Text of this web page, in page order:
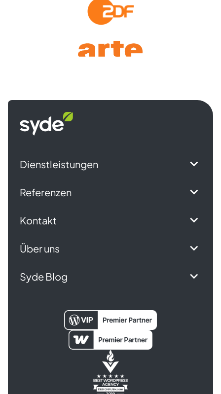
Syde
Startseite
Dienstleistungen
Referenzen
Kontakt
Über uns
Syde Blog